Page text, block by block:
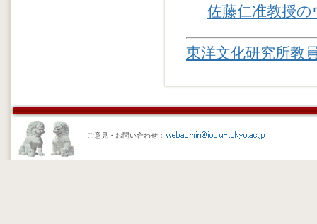
佐藤仁准教授
東洋文化研究所教
ご意見・お問い合わせ：